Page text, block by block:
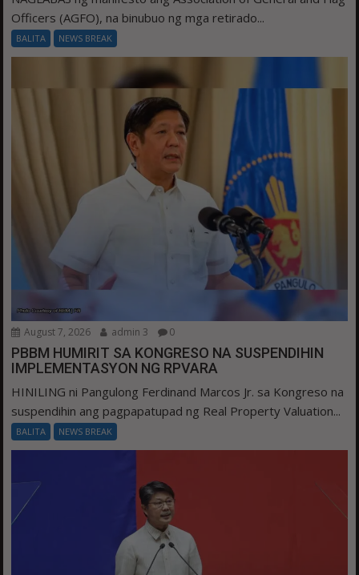
Officers (AGFO), na binubuo ng mga retirado...
BALITA NEWS BREAK
August 7, 2026 admin 3 0
PBBM HUMIRIT SA KONGRESO NA SUSPENDIHIN
IMPLEMENTASYON NG RPVARA
HINILING ni Pangulong Ferdinand Marcos Jr. sa Kongreso na
suspendihin ang pagpapatupad ng Real Property Valuation...
BALITA NEWS BREAK